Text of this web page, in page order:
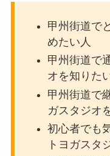
甲州街道で
めたい人
甲州街道で
オを知りた
甲州街道で
ガスタジオ
初心者でも
トヨガスタ